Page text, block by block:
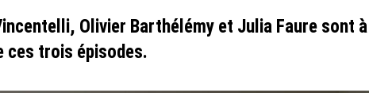
Olivier Barthélémy et Julia Faure sont à
ces trois épisodes.